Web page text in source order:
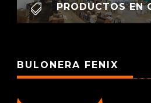
 PRODUCTOS EN
BULONERA FENIX